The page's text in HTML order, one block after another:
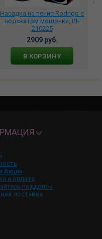
Насадка на пенис Rodrigo с
подхватом мошонки, BI-
210225
2909 руб.
В КОРЗИНУ
Акции
и оплата
подделок
доставка